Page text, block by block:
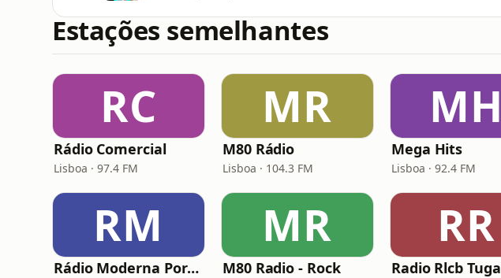
Estações semelhantes
RC
Rádio Comercial
Lisboa · 97.4 FM
MR
M80 Rádio
Lisboa · 104.3 FM
MH
Mega Hits
Lisboa · 92.4 FM
RM
Rádio Moderna Portugal
MR
M80 Radio - Rock
RR
Radio Rlcb Tuga